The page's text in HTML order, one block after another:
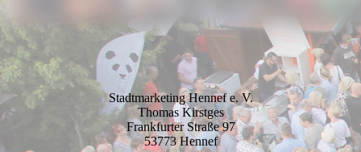
Stadtmarketing Hennef e. V.
Thomas Kirstges
Frankfurter Straße 97
53773 Hennef